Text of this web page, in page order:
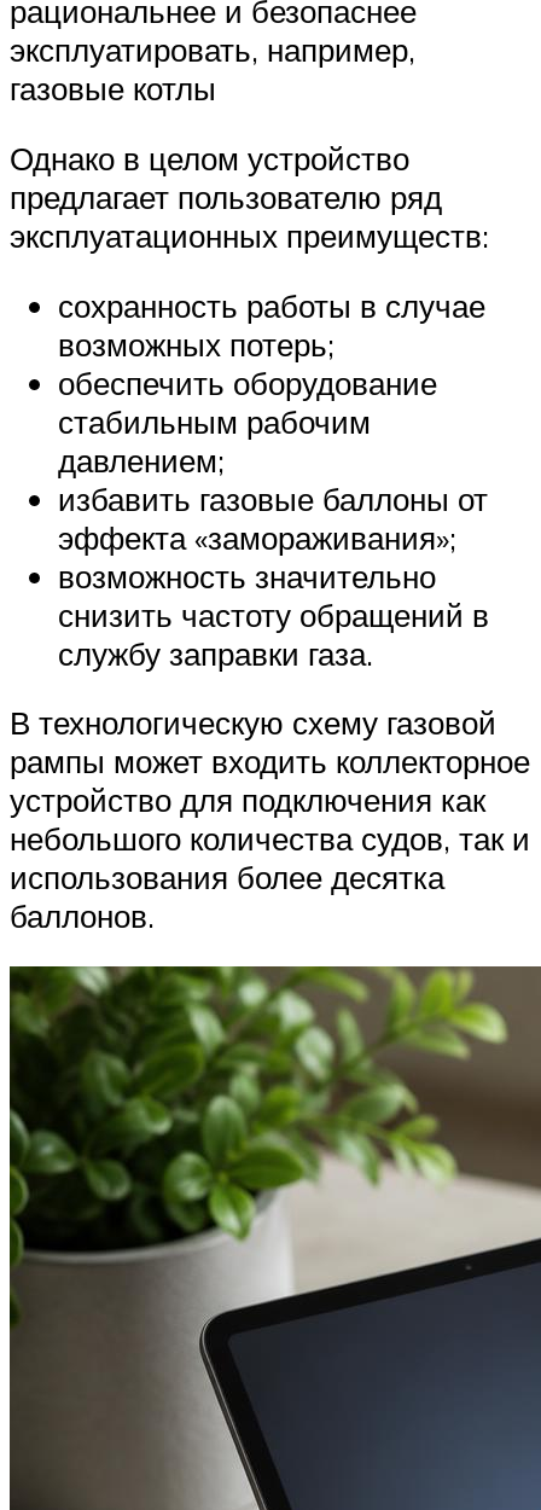
рациональнее и безопаснее
эксплуатировать, например,
газовые котлы
Однако в целом устройство
предлагает пользователю ряд
эксплуатационных преимуществ:
сохранность работы в случае
возможных потерь;
обеспечить оборудование
стабильным рабочим
давлением;
избавить газовые баллоны от
эффекта «замораживания»;
возможность значительно
снизить частоту обращений в
службу заправки газа.
В технологическую схему газовой
рампы может входить коллекторное
устройство для подключения как
небольшого количества судов, так и
использования более десятка
баллонов.